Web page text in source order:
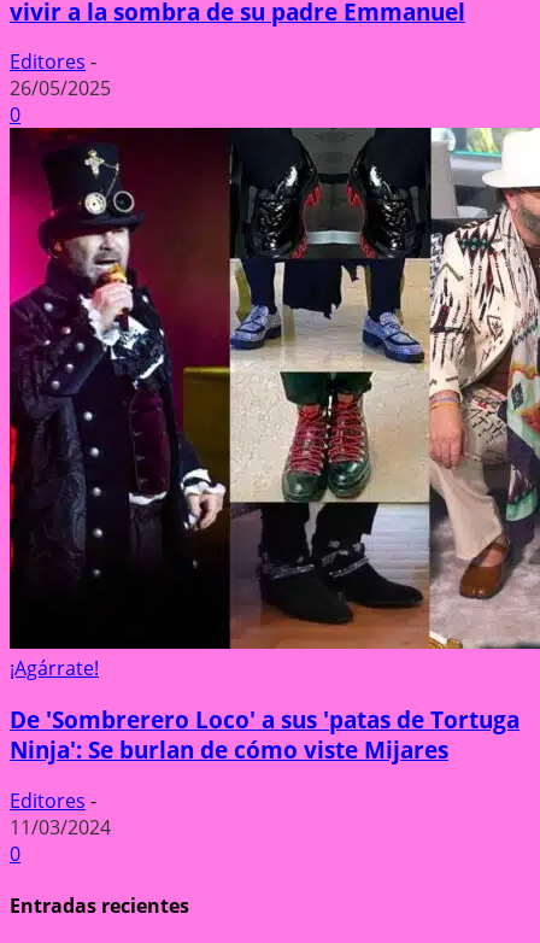
vivir a la sombra de su padre Emmanuel
Editores -
26/05/2025
0
¡Agárrate!
De 'Sombrerero Loco' a sus 'patas de Tortuga
Ninja': Se burlan de cómo viste Mijares
Editores -
11/03/2024
0
Entradas recientes